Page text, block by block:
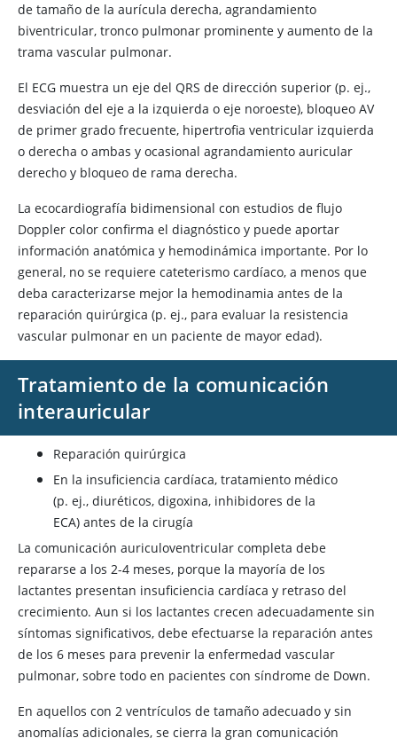
de tamaño de la aurícula derecha, agrandamiento
biventricular, tronco pulmonar prominente y aumento de la
trama vascular pulmonar.
El ECG muestra un eje del QRS de dirección superior (p. ej.,
desviación del eje a la izquierda o eje noroeste), bloqueo AV
de primer grado frecuente, hipertrofia ventricular izquierda
o derecha o ambas y ocasional agrandamiento auricular
derecho y bloqueo de rama derecha.
La ecocardiografía bidimensional con estudios de flujo
Doppler color confirma el diagnóstico y puede aportar
información anatómica y hemodinámica importante. Por lo
general, no se requiere cateterismo cardíaco, a menos que
deba caracterizarse mejor la hemodinamia antes de la
reparación quirúrgica (p. ej., para evaluar la resistencia
vascular pulmonar en un paciente de mayor edad).
Tratamiento de la comunicación
interauricular
Reparación quirúrgica
En la insuficiencia cardíaca, tratamiento médico
(p. ej., diuréticos, digoxina, inhibidores de la
ECA) antes de la cirugía
La comunicación auriculoventricular completa debe
repararse a los 2-4 meses, porque la mayoría de los
lactantes presentan insuficiencia cardíaca y retraso del
crecimiento. Aun si los lactantes crecen adecuadamente sin
síntomas significativos, debe efectuarse la reparación antes
de los 6 meses para prevenir la enfermedad vascular
pulmonar, sobre todo en pacientes con síndrome de Down.
En aquellos con 2 ventrículos de tamaño adecuado y sin
anomalías adicionales, se cierra la gran comunicación